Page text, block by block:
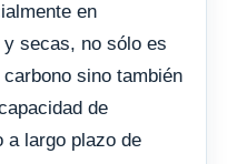
en
secas, no sólo es
sino también
de
a largo plazo de